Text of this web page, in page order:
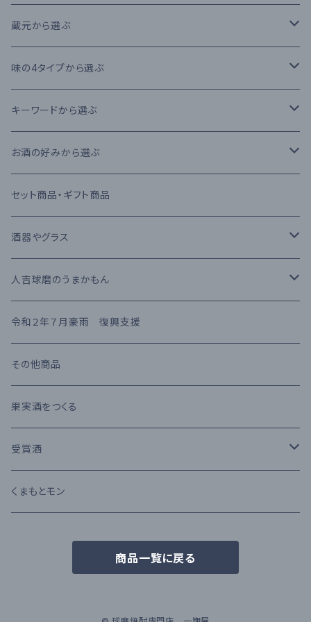
本格米焼酎
本格芋焼酎
本格麦焼酎
原酒
リキュール
果実酒
梅酒
熊本県産 日本酒
蔵元から選ぶ
大石酒造場
木下醸造所
寿福酒造場
常楽酒造
繊月酒造
高田酒造場
高橋酒造
堤酒造
恒松酒造
豊永酒造
鳥飼酒造
味の4タイプから選ぶ
フレーバータイプ
ライトタイプ
リッチタイプ
キャラクタータイプ
キーワードから選ぶ
減圧蒸留法
常圧蒸留法
樽熟成
長期熟成古酒 3年以上
長期熟成古酒 10年以上
受賞酒
アルコール度数 30%以上
アルコール度数 20%未満
アルコール度数 25%前後
お酒の好みから選ぶ
日本酒
吟醸酒
芋焼酎
麦焼酎
ウイスキー
ブランデー
カクテル
ワイン
セット商品・ギフト商品
酒器やグラス
RIEDEL
KIHARA
人吉球磨のうまかもん
お茶・飲み物
味噌・醤油・調味料
お菓子
お酒のおつまみ
令和２年７月豪雨 復興支援
その他商品
果実酒をつくる
受賞酒
Kura Master 2023
くまもとモン
商品一覧に戻る